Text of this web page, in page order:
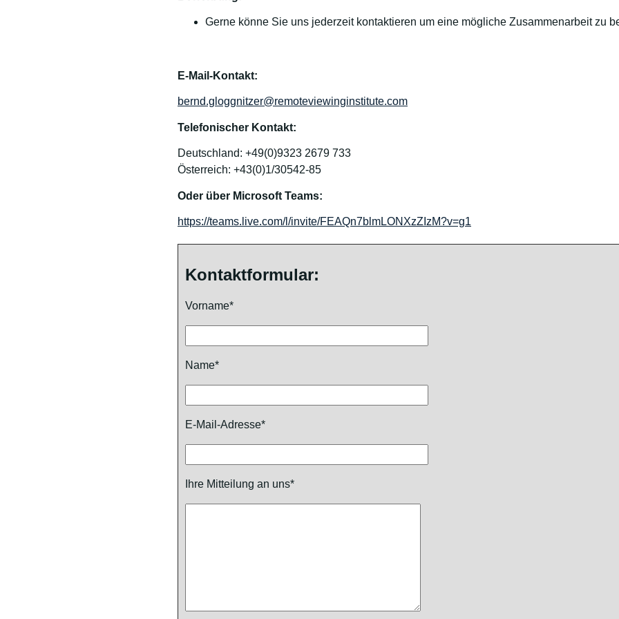
Gerne könne Sie uns jederzeit kontaktieren um eine mögliche Zusammenarbeit zu
E-Mail-Kontakt:
bernd.gloggnitzer@remoteviewinginstitute.com
Telefonischer Kontakt:
Deutschland: +49(0)9323 2679 733
Österreich: +43(0)1/30542-85
Oder über Microsoft Teams:
https://teams.live.com/l/invite/FEAQn7blmLONXzZIzM?v=g1
Kontaktformular:
Vorname*
Name*
E-Mail-Adresse*
Ihre Mitteilung an uns*